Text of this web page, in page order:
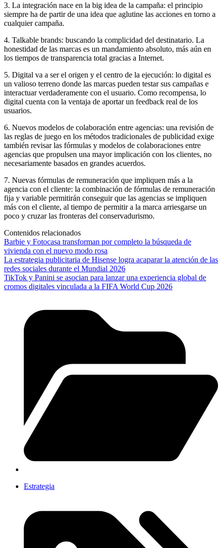
3. La integración nace en la big idea de la campaña: el principio
siempre ha de partir de una idea que aglutine las acciones en torno a
cualquier campaña.
4. Talkable brands: buscando la complicidad del destinatario. La
honestidad de las marcas es un mandamiento absoluto, más aún en
los tiempos de transparencia total gracias a Internet.
5. Digital va a ser el origen y el centro de la ejecución: lo digital es
un valioso terreno donde las marcas pueden testar sus campañas e
interactuar verdaderamente con el usuario. Como recompensa, lo
digital cuenta con la ventaja de aportar un feedback real de los
usuarios.
6. Nuevos modelos de colaboración entre agencias: una revisión de
las reglas de juego en los métodos tradicionales de publicidad exige
también revisar las fórmulas y modelos de colaboraciones entre
agencias que propulsen una mayor implicación con los clientes, no
necesariamente basados en grandes acuerdos.
7. Nuevas fórmulas de remuneración que impliquen más a la
agencia con el cliente: la combinación de fórmulas de remuneración
fija y variable permitirán conseguir que las agencias se impliquen
más con el cliente, al tiempo de permitir a la marca arriesgarse un
poco y cruzar las fronteras del conservadurismo.
Contenidos relacionados
Barbie y Fotocasa transforman por completo la búsqueda de
vivienda con el nuevo modo rosa
La estrategia publicitaria de Hisense logra acaparar la atención de las
redes sociales durante el Mundial 2026
TikTok y Panini se asocian para lanzar una experiencia global de
cromos digitales vinculada a la FIFA World Cup 2026
Estrategia